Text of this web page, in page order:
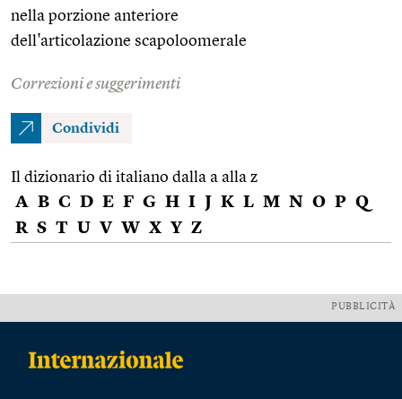
nella porzione anteriore
dell'articolazione scapoloomerale
Correzioni e suggerimenti
Condividi
Il dizionario di italiano dalla a alla z
A B C D E F G H I J K L M N O P Q
R S T U V W X Y Z
PUBBLICITÀ